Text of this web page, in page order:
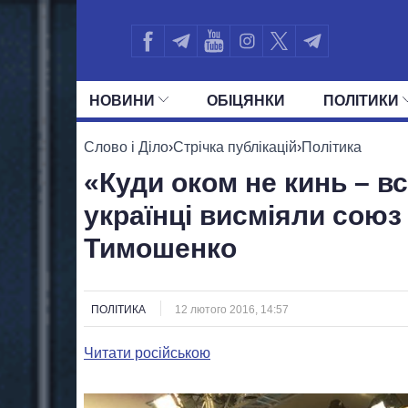
НОВИНИ ОБIЦЯНКИ ПОЛIТИКИ
УСІ ПОЛІТИКИ ПРЕЗИДЕНТ І ОФІС
Слово і Діло›Стрічка публікацій›Політика
«Куди оком не кинь –
українці висміяли
Тимошенко
ПОЛІТИКА 12 лютого 2016, 14:57
Читати російською